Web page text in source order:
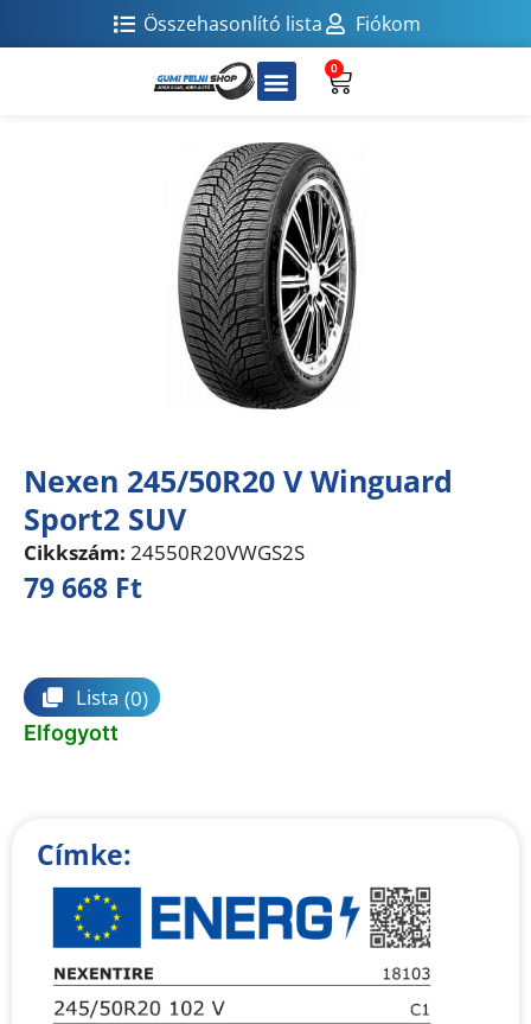
Összehasonlító lista Fiókom
0
Nexen 245/50R20 V Winguard
Sport2 SUV
Cikkszám: 24550R20VWGS2S
79 668 Ft
Lista (0)
Elfogyott
Címke: